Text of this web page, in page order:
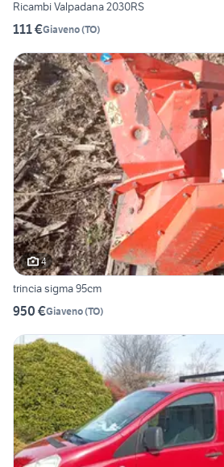
Ricambi Valpadana 2030RS
111 €Giaveno(TO)
4
trincia sigma 95cm
950 €Giaveno(TO)